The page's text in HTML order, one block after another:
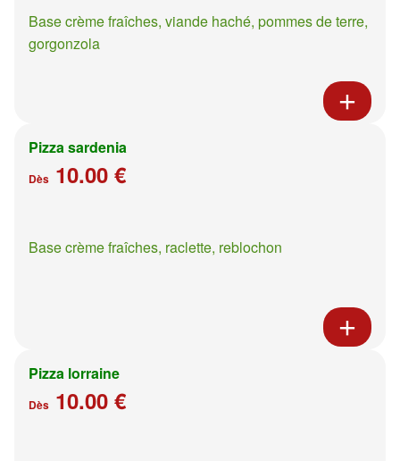
Base crème fraîches, viande haché, pommes de terre,
gorgonzola
Pizza sardenia
Dès 10.00 €
Base crème fraîches, raclette, reblochon
Pizza lorraine
Dès 10.00 €